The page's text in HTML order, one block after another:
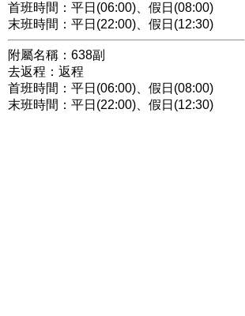
首班時間：平日(06:00)、假日(08:00)
末班時間：平日(22:00)、假日(12:30)
附屬名稱：638副
去返程：返程
首班時間：平日(06:00)、假日(08:00)
末班時間：平日(22:00)、假日(12:30)